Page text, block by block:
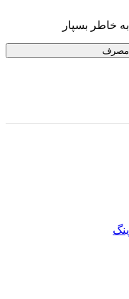
خاطر بسپار
مصرف